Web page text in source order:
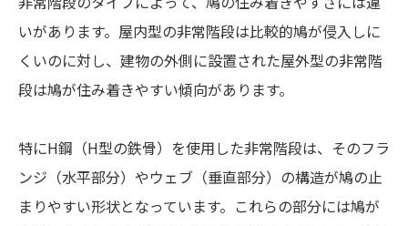
いがあります。屋内型の非常階段は比較的鳩が侵入しに
くいのに対し、建物の外側に設置された屋外型の非常階
段は鳩が住み着きやすい傾向があります。
特にH鋼（H型の鉄骨）を使用した非常階段は、そのフラ
ンジ（水平部分）やウェブ（垂直部分）の構造が鳩の止
まりやすい形状となっています。これらの部分には鳩が